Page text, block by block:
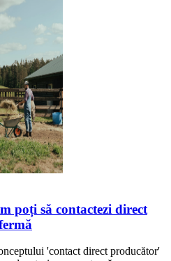
poți să contactezi direct
'contact direct producător'